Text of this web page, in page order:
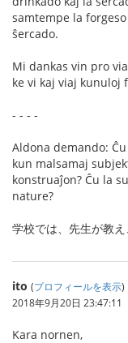
samtempe la
ŝercado.
Mi dankas vin pro
ke vi kaj viaj kunuloj
- - - -
Aldona demando:
kun malsamaj
konstruaĵon? Ĉu la
nature?
学校では、先生が教え
ito (プロフィールを表示)
2018年9月20日 23:47:11
Kara nornen,